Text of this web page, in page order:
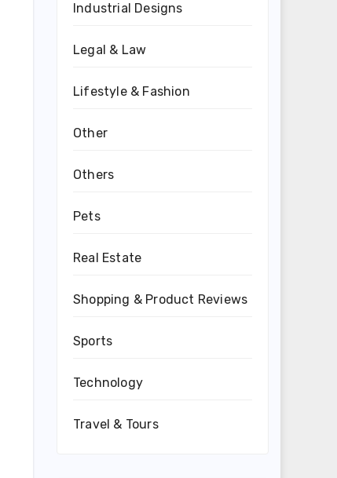
Industrial Designs
Legal & Law
Lifestyle & Fashion
Other
Others
Pets
Real Estate
Shopping & Product Reviews
Sports
Technology
Travel & Tours